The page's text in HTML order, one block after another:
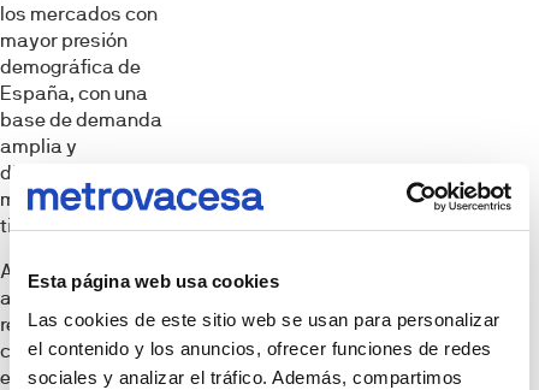
Esta página web usa cookies
Las cookies de este sitio web se usan para personalizar
el contenido y los anuncios, ofrecer funciones de redes
sociales y analizar el tráfico. Además, compartimos
los mercados con
mayor presión
demográfica de
España, con una
base de demanda
amplia y
diversificada que se
mantiene en el
tiempo.
Alicante se enfrenta
a una tensión
residencial de
carácter
estructural,